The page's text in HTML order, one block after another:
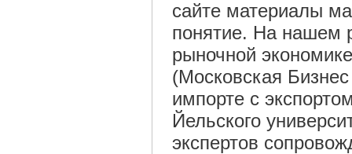
сайте материалы
понятие. На нашем
рыночной
(Московская
импорте с
Йельского
экспертов